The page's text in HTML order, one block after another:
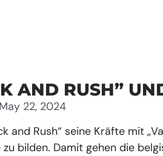
AND RUSH”
May 22, 2024
and Rush“ seine Kräfte mit
bilden. Damit gehen die